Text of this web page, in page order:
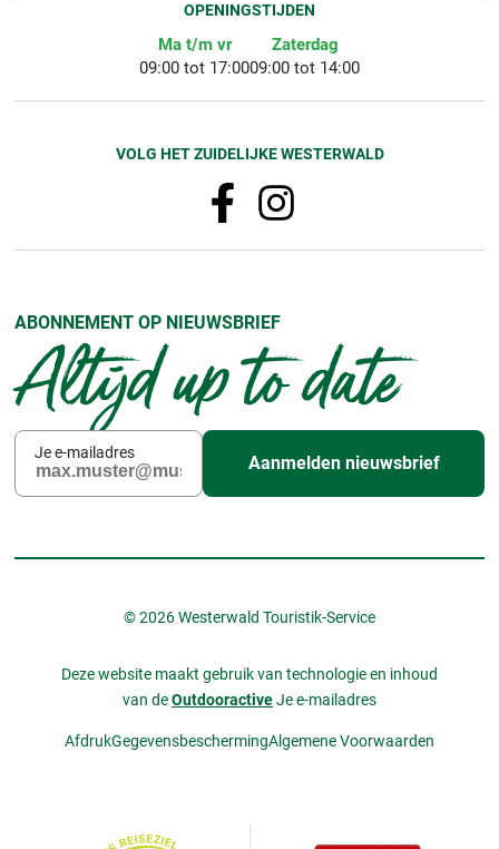
OPENINGSTIJDEN
Ma t/m vr
09:00 tot 17:00
Zaterdag
09:00 tot 14:00
VOLG HET ZUIDELIJKE WESTERWALD
ABONNEMENT OP NIEUWSBRIEF
Altijd up to date
Je e-mailadres
Aanmelden nieuwsbrief
© 2026 Westerwald Touristik-Service
Deze website maakt gebruik van technologie en inhoud
van deOutdooractiveJe e-mailadres
AfdrukGegevensbeschermingAlgemene Voorwaarden